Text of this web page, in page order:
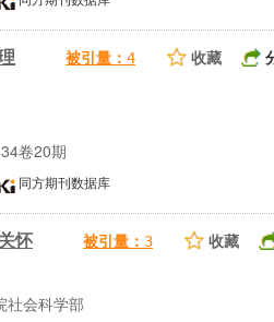
被引量： 4 收藏
卷20期
同方期刊数据库
怀 被引量： 3
收藏
社会科学部